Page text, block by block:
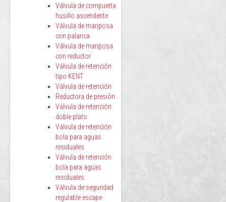
Válvula de compuerta
husillo ascendente
Válvula de mariposa
con palanca
Válvula de mariposa
con reductor
Válvula de retención
tipo KENT
Válvula de retención
Reductora de presión
Válvula de retención
doble plato
Válvula de retención
bola para aguas
residuales
Válvula de retención
bola para aguas
residuales
Válvula de seguridad
regulable escape